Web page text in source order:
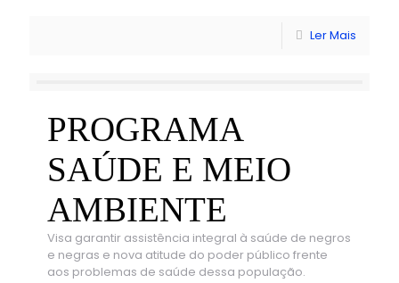
Ler Mais
PROGRAMA
SAÚDE E MEIO
AMBIENTE
Visa garantir assistência integral à saúde de negros
e negras e nova atitude do poder público frente
aos problemas de saúde dessa população.